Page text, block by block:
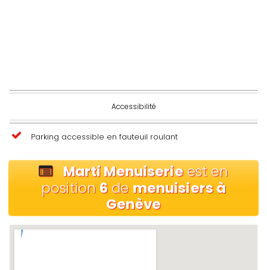
Accessibilité
Parking accessible en fauteuil roulant
Marti Menuiserieest en
position 6 de menuisiers à
Genève